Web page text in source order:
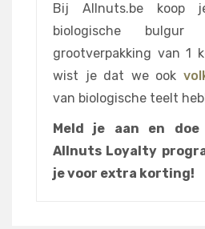
Bij Allnuts.be koop
biologische bulgur
grootverpakking van 1
wist je dat we ook
van biologische teelt
Meld je aan en
Allnuts Loyalty
je voor extra korting!